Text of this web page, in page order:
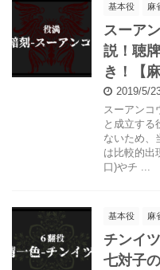
基本役 麻
スーア
説！聴
き！【麻
2019/5/
スーアンコ
と成立する
ないため、
は比較的出
口)やチ ...
基本役 麻
チンイ
七対子